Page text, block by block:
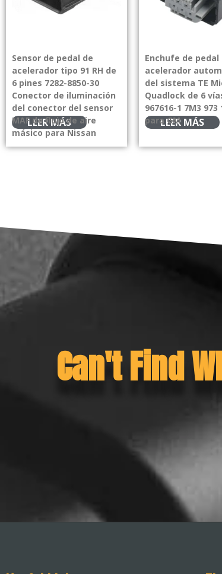
Sensor de pedal de
acelerador tipo 91 RH de
6 pines 7282-8850-30
Conector de iluminación
del conector del sensor
MAF de flujo de aire
másico para Nissan
LEER MÁS
Enchufe de pedal
acelerador
del sistema TE
Quadlock de 6
967616-1 7M3 973
para GM
LEER MÁS
Can't Find